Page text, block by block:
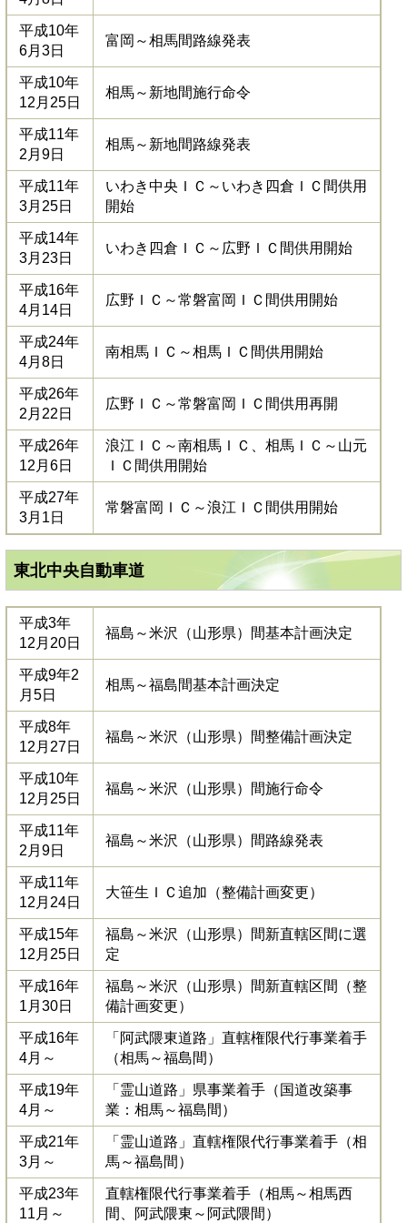
平成10年
6月3日
富岡～相馬間路線発表
平成10年
12月25日
相馬～新地間施行命令
平成11年
2月9日
相馬～新地間路線発表
平成11年
3月25日
いわき中央ＩＣ～いわき四倉ＩＣ間供用
開始
平成14年
3月23日
いわき四倉ＩＣ～広野ＩＣ間供用開始
平成16年
4月14日
広野ＩＣ～常磐富岡ＩＣ間供用開始
平成24年
4月8日
南相馬ＩＣ～相馬ＩＣ間供用開始
平成26年
2月22日
広野ＩＣ～常磐富岡ＩＣ間供用再開
平成26年
12月6日
浪江ＩＣ～南相馬ＩＣ、相馬ＩＣ～山元
ＩＣ間供用開始
平成27年
3月1日
常磐富岡ＩＣ～浪江ＩＣ間供用開始
東北中央自動車道
平成3年
12月20日
福島～米沢（山形県）間基本計画決定
平成9年2
月5日
相馬～福島間基本計画決定
平成8年
12月27日
福島～米沢（山形県）間整備計画決定
平成10年
12月25日
福島～米沢（山形県）間施行命令
平成11年
2月9日
福島～米沢（山形県）間路線発表
平成11年
12月24日
大笹生ＩＣ追加（整備計画変更）
平成15年
12月25日
福島～米沢（山形県）間新直轄区間に選
定
平成16年
1月30日
福島～米沢（山形県）間新直轄区間（整
備計画変更）
平成16年
4月～
「阿武隈東道路」直轄権限代行事業着手
（相馬～福島間）
平成19年
4月～
「霊山道路」県事業着手（国道改築事
業：相馬～福島間）
平成21年
3月～
「霊山道路」直轄権限代行事業着手（相
馬～福島間）
平成23年
11月～
直轄権限代行事業着手（相馬～相馬西
間、阿武隈東～阿武隈間）